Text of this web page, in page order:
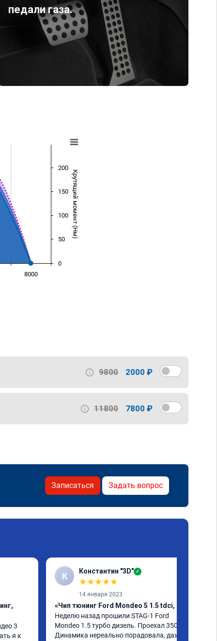
педали газа.
Крутящий момент (Нм)
8000
0
50
100
150
200
9800 2000 ₽
11800 7800 ₽
Записаться Задать вопрос
3
я к
К Константин "3D" ✓
★★★★★
14 января 2023
«Чип тюнинг Ford Mondeo 5 1.5 tdci, егр»
Неделю назад прошили STAG-1 Ford
Mondeo 1.5 турбо дизель. Проехал 350км.
Динамика нереально порадовала, даже